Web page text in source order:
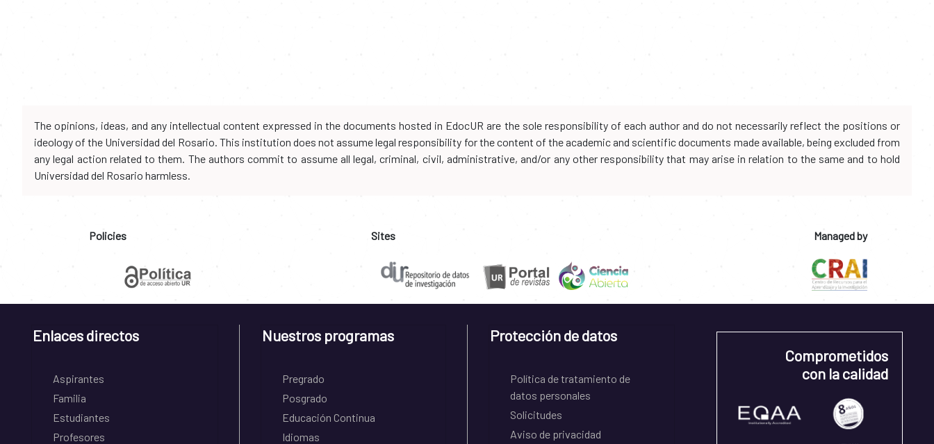
The opinions, ideas, and any intellectual content expressed in the documents hosted in EdocUR are the sole responsibility of each author and do not necessarily reflect the positions or
ideology of the Universidad del Rosario. This institution does not assume legal responsibility for the content of the academic and scientific documents made available, being excluded from
any legal action related to them. The authors commit to assume all legal, criminal, civil, administrative, and/or any other responsibility that may arise in relation to the same and to hold
Universidad del Rosario harmless.
Policies Sites Managed by
Enlaces directos
Aspirantes
Familia
Estudiantes
Profesores
Nuestros programas
Pregrado
Posgrado
Educación Continua
Idiomas
Protección de datos
Política de tratamiento de
datos personales
Solicitudes
Aviso de privacidad
Comprometidos
con la calidad